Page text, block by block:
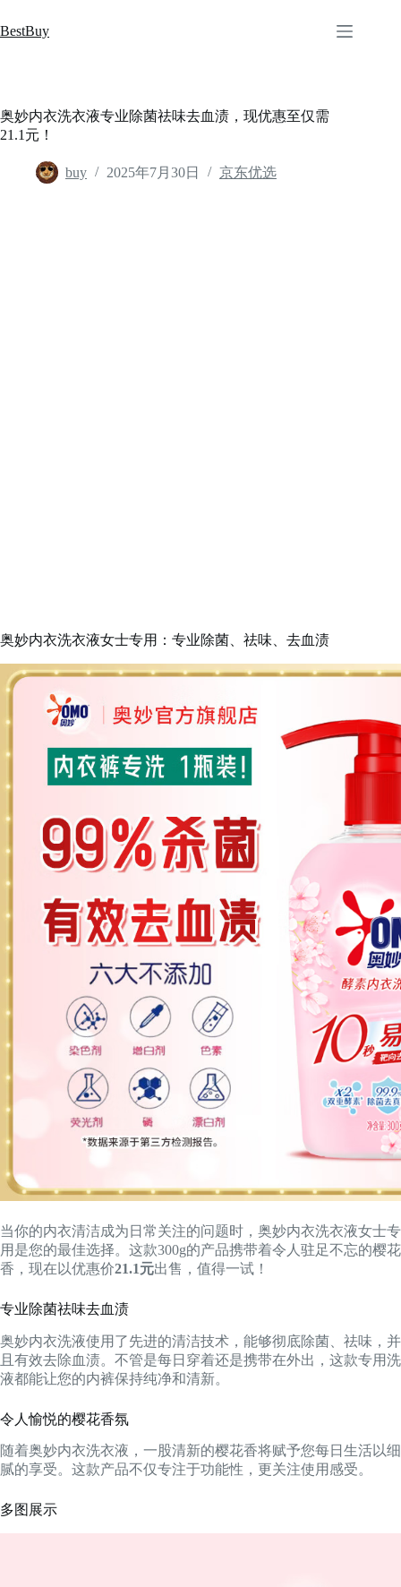
至
BestBuy
奥妙内衣洗衣液专业除菌祛味去血渍，现优惠至仅需
21.1元！
buy 2025年7月30日 京东优选
奥妙内衣洗衣液女士专用：专业除菌、祛味、去血渍
当你的内衣清洁成为日常关注的问题时，奥妙内衣洗衣液女士专
用是您的最佳选择。这款300g的产品携带着令人驻足不忘的樱花
香，现在以优惠价21.1元出售，值得一试！
专业除菌祛味去血渍
奥妙内衣洗液使用了先进的清洁技术，能够彻底除菌、祛味，并
且有效去除血渍。不管是每日穿着还是携带在外出，这款专用洗
液都能让您的内裤保持纯净和清新。
令人愉悦的樱花香氛
随着奥妙内衣洗衣液，一股清新的樱花香将赋予您每日生活以细
腻的享受。这款产品不仅专注于功能性，更关注使用感受。
多图展示